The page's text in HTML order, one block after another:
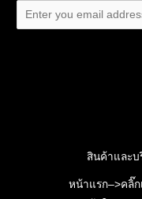
สินค้าและบ
หน้าแรก–>คลิ๊ก